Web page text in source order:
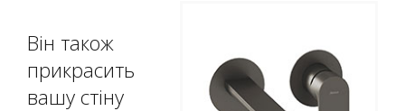
Він також
прикрасить
вашу стіну